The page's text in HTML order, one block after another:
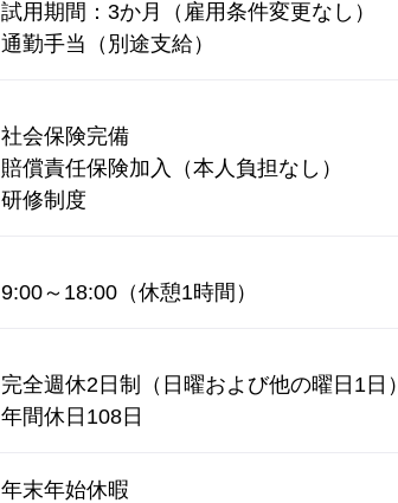
試用期間：3か月（雇用条件変更なし）
通勤手当（別途支給）
社会保険完備
賠償責任保険加入（本人負担なし）
研修制度
9:00～18:00（休憩1時間）
完全週休2日制（日曜および他の曜日1日）
年間休日108日
年末年始休暇